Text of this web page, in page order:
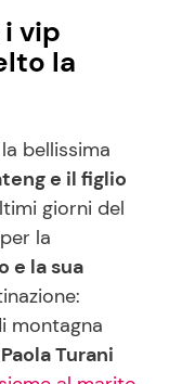
vip
la
bellissima
e il figlio
giorni del
la
e la sua
montagna
Paola Turani